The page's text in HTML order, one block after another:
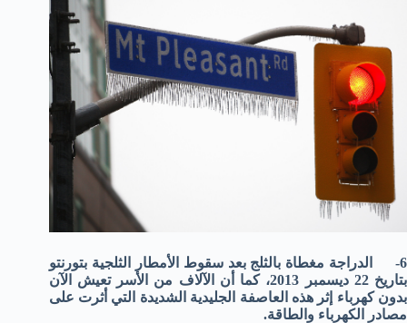
6- الدراجة مغطاة بالثلج بعد سقوط الأمطار الثلجية بتورنتو
بتاريخ 22 ديسمبر 2013، كما أن الآلاف من الأسر تعيش الآن
بدون كهرباء إثر هذه العاصفة الجليدية الشديدة التي أثرت على
مصادر الكهرباء والطاقة.